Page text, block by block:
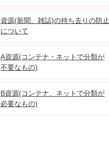
資源(新聞、雑誌)の持ち去りの防止
について
A資源(コンテナ・ネットで分類が
不要なもの)
B資源(コンテナ、ネットで分類が
必要なもの)